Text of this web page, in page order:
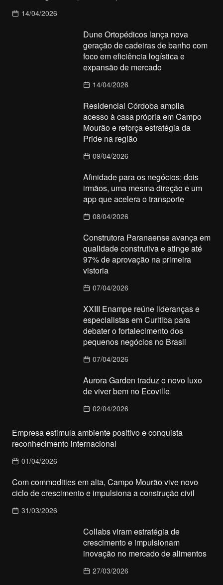
14/04/2026
Dune Ortopédicos lança nova
geração de cadeiras de banho com
foco em eficiência logística e
expansão de mercado
14/04/2026
Residencial Córdoba amplia
acesso à casa própria em Campo
Mourão e reforça estratégia da
Pride na região
09/04/2026
Afinidade para os negócios: dois
irmãos, uma mesma direção e um
app que acelera o transporte
08/04/2026
Construtora Paranaense avança em
qualidade construtiva e atinge até
97% de aprovação na primeira
vistoria
07/04/2026
XXIII Enampe reúne lideranças e
especialistas em Curitiba para
debater o fortalecimento dos
pequenos negócios no Brasil
07/04/2026
Aurora Garden traduz o novo luxo
de viver bem no Ecoville
02/04/2026
Empresa estimula ambiente positivo e conquista
reconhecimento internacional
01/04/2026
Com commodities em alta, Campo Mourão vive novo
ciclo de crescimento e impulsiona a construção civil
31/03/2026
Collabs viram estratégia de
crescimento e impulsionam
inovação no mercado de alimentos
27/03/2026